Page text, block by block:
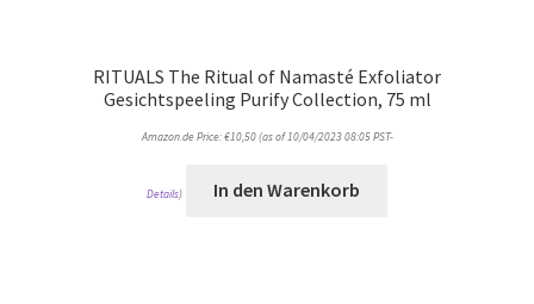
RITUALS The Ritual of Namasté Exfoliator
Gesichtspeeling Purify Collection, 75 ml
Amazon.de Price:€10,50(as of 10/04/2023 08:05 PST-
Details) In den Warenkorb